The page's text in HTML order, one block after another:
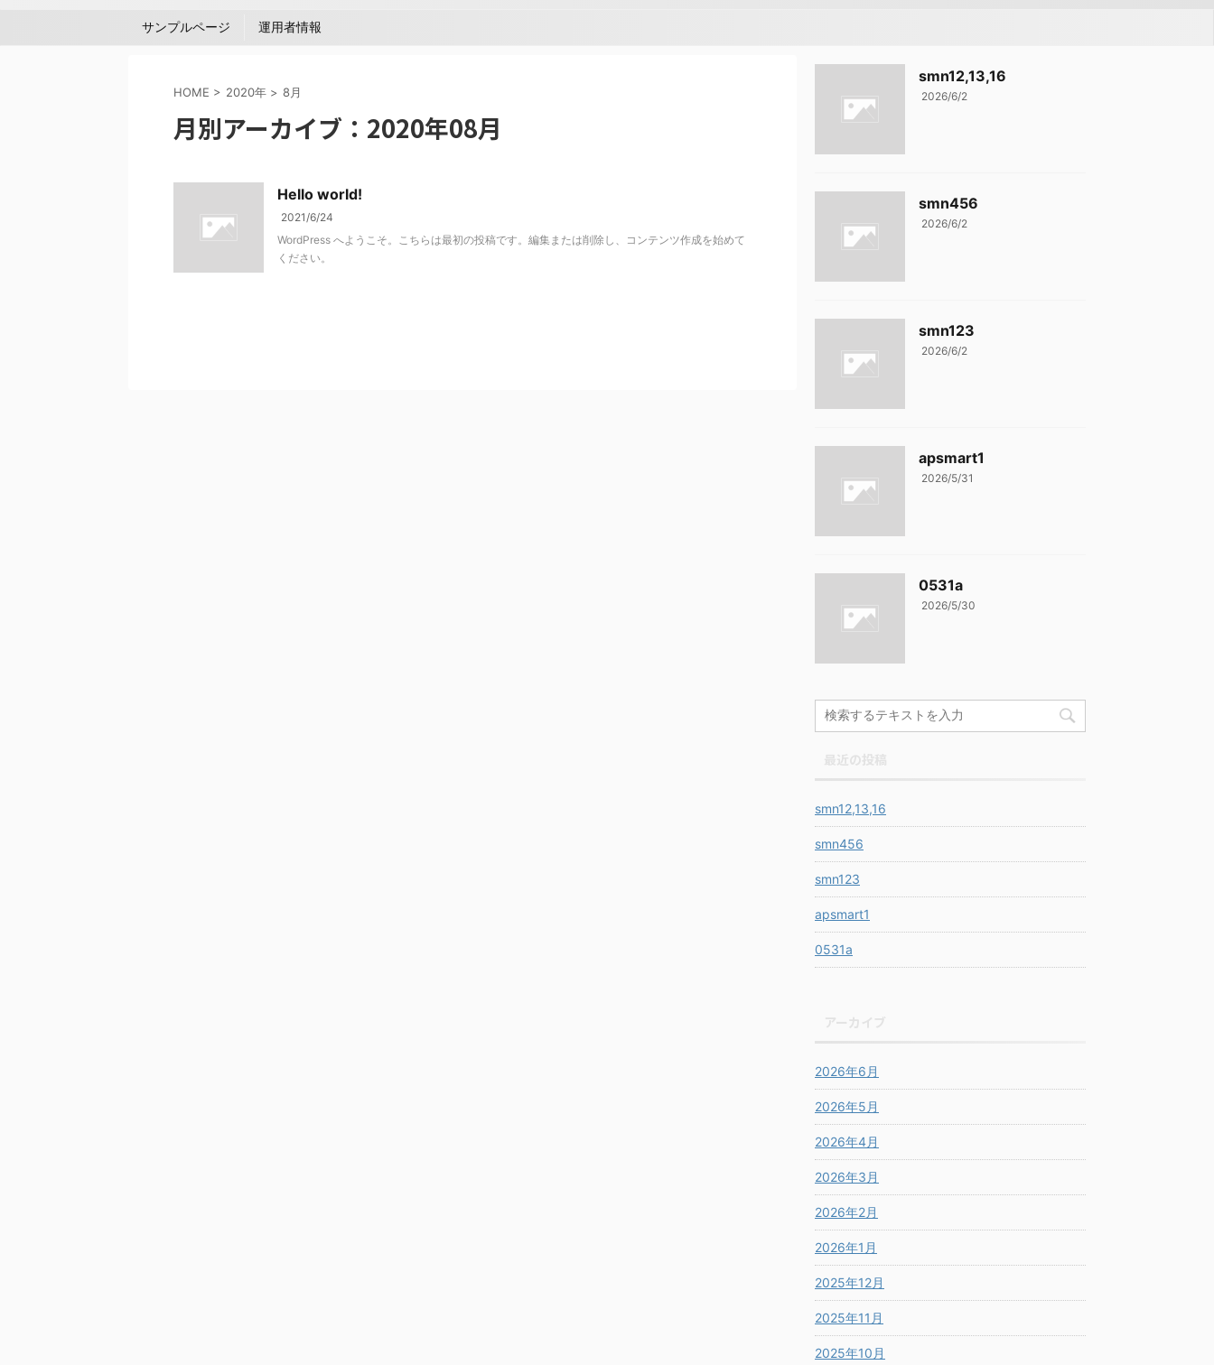
サンプルページ 運用者情報
HOME > 2020年 > 8月
月別アーカイブ：2020年08月
Hello world!
2021/6/24
WordPress へようこそ。こちらは最初の投稿です。編集または削除し、コンテンツ作成を始めて
ください。
smn12,13,16
2026/6/2
smn456
2026/6/2
smn123
2026/6/2
apsmart1
2026/5/31
0531a
2026/5/30
smn12,13,16
smn456
smn123
apsmart1
0531a
2026年6月
2026年5月
2026年4月
2026年3月
2026年2月
2026年1月
2025年12月
2025年11月
2025年10月